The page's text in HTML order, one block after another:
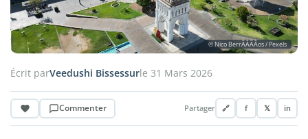
© Nico BerrÃÂÃÂ­os / Pexels
Écrit parVeedushi Bissessurle 31 Mars 2026
Commenter Partager 🔗 f 𝕏 in